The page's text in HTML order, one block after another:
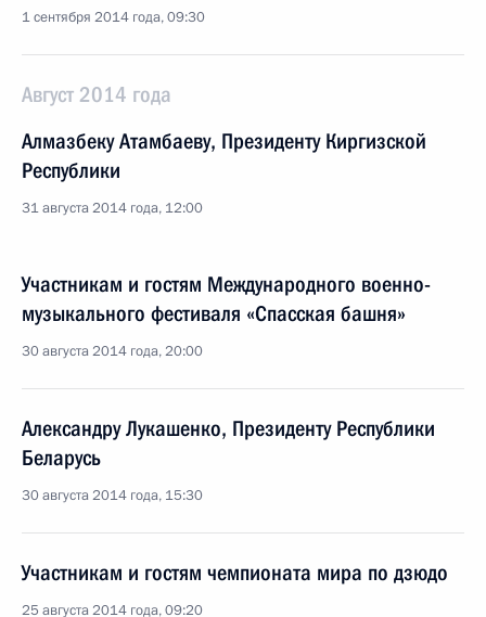
1 сентября 2014 года, 09:30
Август 2014 года
Алмазбеку Атамбаеву, Президенту Киргизской
Республики
31 августа 2014 года, 12:00
Участникам и гостям Международного военно-
музыкального фестиваля «Спасская башня»
30 августа 2014 года, 20:00
Александру Лукашенко, Президенту Республики
Беларусь
30 августа 2014 года, 15:30
Участникам и гостям чемпионата мира по дзюдо
25 августа 2014 года, 09:20